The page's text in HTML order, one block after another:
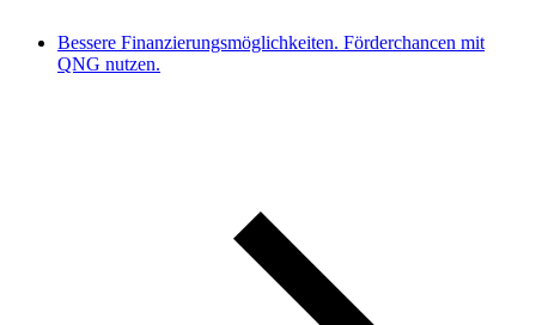
Bessere Finanzierungsmöglichkeiten. Förderchancen mit
QNG nutzen.